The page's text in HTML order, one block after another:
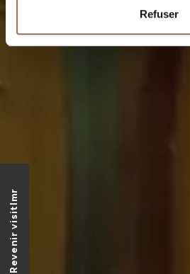
Refuser
Revenir visitlmr